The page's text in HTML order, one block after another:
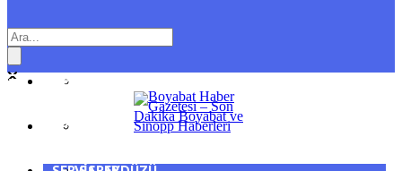
AYANCIK
GENEL
SPOR